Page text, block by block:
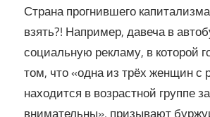
Страна прогнившего
взять?! Например, давеча в
социальную рекламу, в которой
том, что «одна из трёх женщин с
находится в возрастной группе